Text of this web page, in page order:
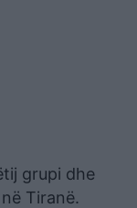
grupi dhe
Tiranë.